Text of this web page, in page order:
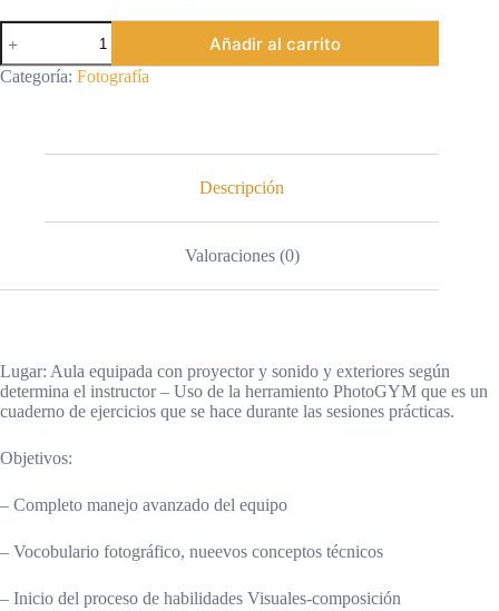
€89.00.
€59.00.
Fotografía
Intermédio
cantidad
Añadir al carrito
Categoría: Fotografía
Descripción
Valoraciones (0)
Lugar: Aula equipada con proyector y sonido y exteriores según
determina el instructor – Uso de la herramiento PhotoGYM que es un
cuaderno de ejercicios que se hace durante las sesiones prácticas.
Objetivos:
– Completo manejo avanzado del equipo
– Vocobulario fotográfico, nueevos conceptos técnicos
– Inicio del proceso de habilidades Visuales-composición